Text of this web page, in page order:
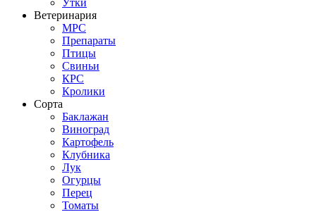
Утки
Ветеринария
МРС
Препараты
Птицы
Свиньи
КРС
Кролики
Сорта
Баклажан
Виноград
Картофель
Клубника
Лук
Огурцы
Перец
Томаты